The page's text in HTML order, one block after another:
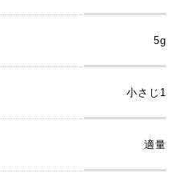
5g
小さじ1
適量